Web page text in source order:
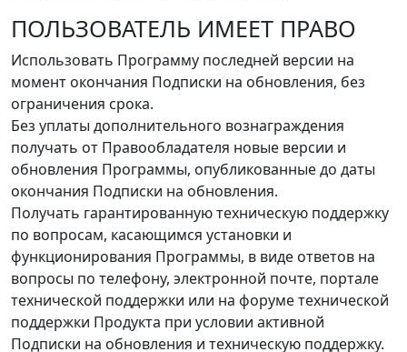
ПОЛЬЗОВАТЕЛЬ ИМЕЕТ ПРАВО
Использовать Программу последней версии на
момент окончания Подписки на обновления, без
ограничения срока.
Без уплаты дополнительного вознаграждения
получать от Правообладателя новые версии и
обновления Программы, опубликованные до даты
окончания Подписки на обновления.
Получать гарантированную техническую поддержку
по вопросам, касающимся установки и
функционирования Программы, в виде ответов на
вопросы по телефону, электронной почте, портале
технической поддержки или на форуме технической
поддержки Продукта при условии активной
Подписки на обновления и техническую поддержку.